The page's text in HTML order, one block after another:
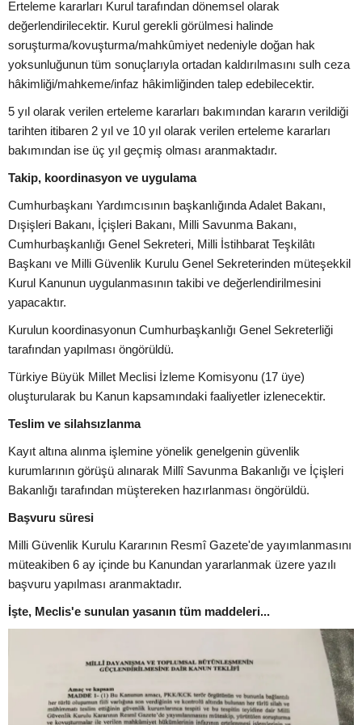
Erteleme kararları Kurul tarafından dönemsel olarak
değerlendirilecektir. Kurul gerekli görülmesi halinde
soruşturma/kovuşturma/mahkûmiyet nedeniyle doğan hak
yoksunluğunun tüm sonuçlarıyla ortadan kaldırılmasını sulh ceza
hâkimliği/mahkeme/infaz hâkimliğinden talep edebilecektir.
5 yıl olarak verilen erteleme kararları bakımından kararın verildiği
tarihten itibaren 2 yıl ve 10 yıl olarak verilen erteleme kararları
bakımından ise üç yıl geçmiş olması aranmaktadır.
Takip, koordinasyon ve uygulama
Cumhurbaşkanı Yardımcısının başkanlığında Adalet Bakanı,
Dışişleri Bakanı, İçişleri Bakanı, Milli Savunma Bakanı,
Cumhurbaşkanlığı Genel Sekreteri, Milli İstihbarat Teşkilâtı
Başkanı ve Milli Güvenlik Kurulu Genel Sekreterinden müteşekkil
Kurul Kanunun uygulanmasının takibi ve değerlendirilmesini
yapacaktır.
Kurulun koordinasyonun Cumhurbaşkanlığı Genel Sekreterliği
tarafından yapılması öngörüldü.
Türkiye Büyük Millet Meclisi İzleme Komisyonu (17 üye)
oluşturularak bu Kanun kapsamındaki faaliyetler izlenecektir.
Teslim ve silahsızlanma
Kayıt altına alınma işlemine yönelik genelgenin güvenlik
kurumlarının görüşü alınarak Millî Savunma Bakanlığı ve İçişleri
Bakanlığı tarafından müştereken hazırlanması öngörüldü.
Başvuru süresi
Milli Güvenlik Kurulu Kararının Resmî Gazete'de yayımlanmasını
müteakiben 6 ay içinde bu Kanundan yararlanmak üzere yazılı
başvuru yapılması aranmaktadır.
İşte, Meclis'e sunulan yasanın tüm maddeleri...